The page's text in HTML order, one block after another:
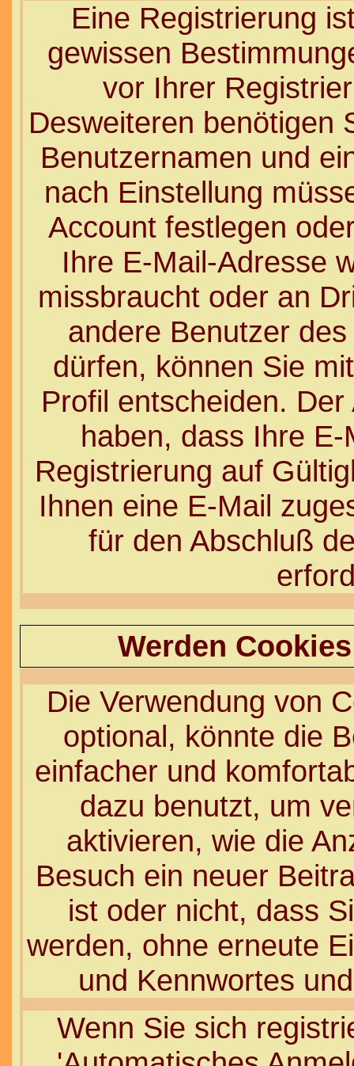
Eine Registrierung
gewissen
vor Ihrer
Desweiteren benötigen
Benutzernamen und
nach Einstellung
Account festlegen
Ihre E-Mail-Adresse
missbraucht oder an
andere Benutzer
dürfen, können Sie
Profil entscheiden.
haben, dass Ihre
Registrierung auf
Ihnen eine E-Mail
für den Abschluß
Werden
Die Verwendung von
optional, könnte die
einfacher und
dazu benutzt, um
aktivieren, wie die
Besuch ein neuer
ist oder nicht, dass
werden, ohne erneute
und Kennwortes
Wenn Sie sich